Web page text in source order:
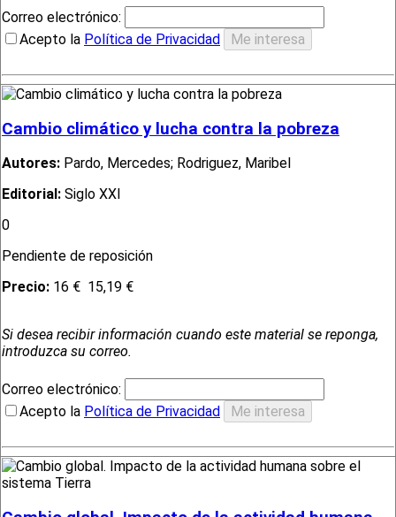
Correo electrónico:
Acepto la Política de Privacidad
Cambio climático y lucha contra la pobreza
Autores: Pardo, Mercedes; Rodriguez, Maribel
Editorial: Siglo XXI
0
Pendiente de reposición
Precio: 16 € 15,19 €
Si desea recibir información cuando este material se reponga,
introduzca su correo.
Correo electrónico:
Acepto la Política de Privacidad